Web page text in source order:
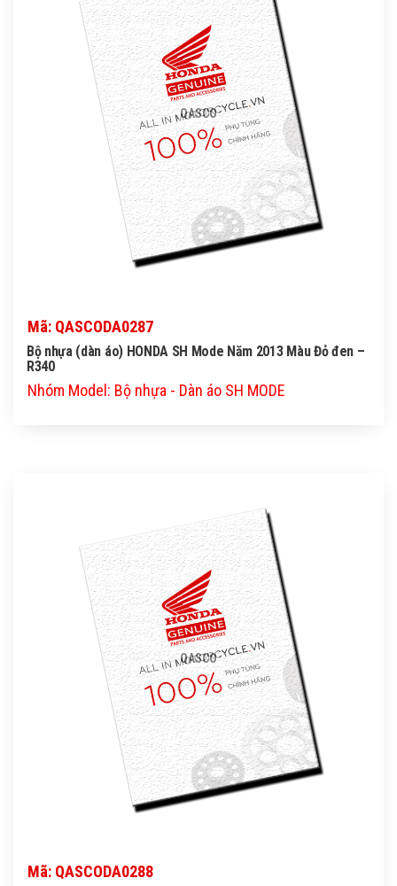
QASCO
Mã: QASCODA0287
Bộ nhựa (dàn áo) HONDA SH Mode Năm 2013 Màu Đỏ đen –
R340
Nhóm Model: Bộ nhựa - Dàn áo SH MODE
QASCO
Mã: QASCODA0288